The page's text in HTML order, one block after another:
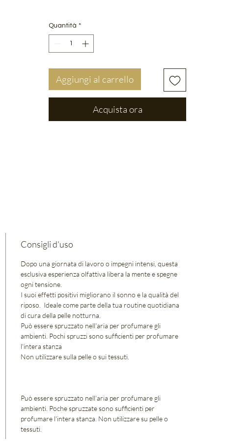
Quantità *
Aggiungi al carrello
Acquista ora
Consigli d'uso
Dopo una giornata di lavoro o impegni intensi, questa
esclusiva esperienza olfattiva libera la mente e spegne
ogni tensione.
I suoi effetti positivi migliorano il sonno e la qualità del
riposo. Ideale come parte della tua routine quotidiana
di cura della pelle notturna.
Può essere spruzzato nell'aria per profumare gli
ambienti. Pochi spruzzi sono sufficienti per profumare
l'intera stanza
Non utilizzare sulla pelle o sui tessuti.
Può essere spruzzato nell'aria per profumare gli
ambienti. Poche spruzzate sono sufficienti per
profumare l'intera stanza. Non utilizzare su pelle o
tessuti.